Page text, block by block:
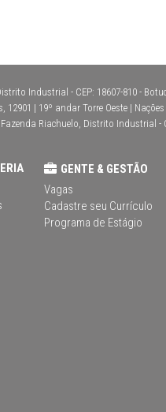
Industrial - CEP: 18607-810 -
| 19º andar Torre Oeste |
Riachuelo, Distrito Industrial -
GENTE & GESTÃO
Vagas
Cadastre seu Currículo
Programa de Estágio